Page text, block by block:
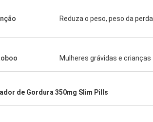
Reduza o peso, peso da perda
Mulheres grávidas e crianças
de Gordura 350mg Slim Pills